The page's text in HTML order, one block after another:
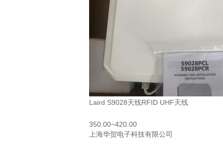
Laird S9028天线RFID UHF天线
350.00~420.00
上海华贺电子科技有限公司